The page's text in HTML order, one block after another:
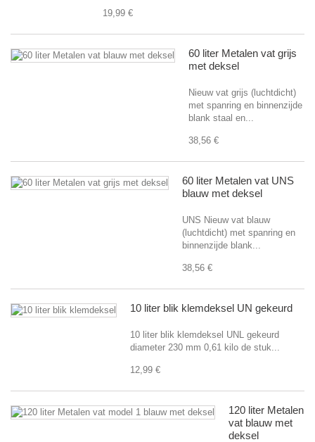
19,99 €
60 liter Metalen vat grijs
met deksel
Nieuw vat grijs (luchtdicht)
met spanring en binnenzijde
blank staal en...
38,56 €
60 liter Metalen vat UNS
blauw met deksel
UNS Nieuw vat blauw
(luchtdicht) met spanring en
binnenzijde blank...
38,56 €
10 liter blik klemdeksel UN gekeurd
10 liter blik klemdeksel UNL gekeurd
diameter 230 mm 0,61 kilo de stuk...
12,99 €
120 liter Metalen
vat blauw met
deksel